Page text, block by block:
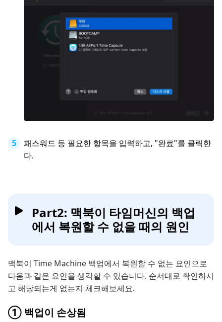
패스워드 등 필요한 항목을 입력하고, "완료"를 클릭한
다.
Part2: 맥북이 타임머신의 백업
에서 복원할 수 없을 때의 원인
맥북이 Time Machine 백업에서 복원할 수 없는 요인으로
다음과 같은 요인을 생각할 수 있습니다. 순서대로 확인하시
고 해당되는게 없는지 체크해보세요.
① 백업이 손상됨